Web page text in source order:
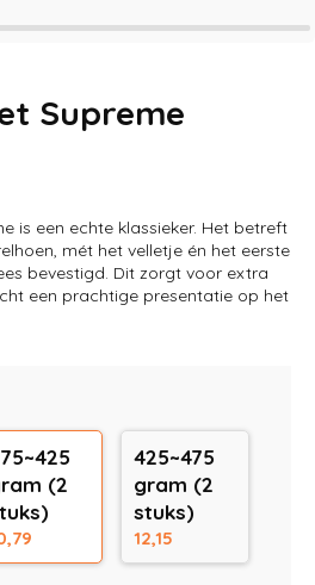
Supreme
is een echte klassieker. Het betreft
mét het velletje én het eerste
bevestigd. Dit zorgt voor extra
een prachtige presentatie op het
(2
425~475
gram (2
stuks)
12,15